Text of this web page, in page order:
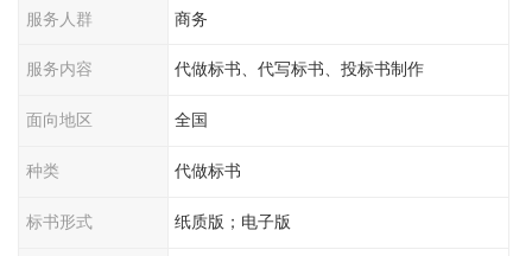
服务人群 商务
服务内容 代做标书、代写标书、投标书制作
面向地区 全国
种类 代做标书
标书形式 纸质版；电子版